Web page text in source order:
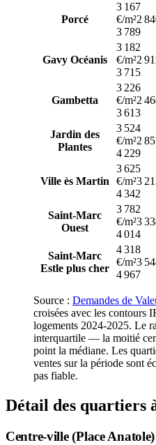
Porcé
3 167
€/m²2
3 789
Gavy Océanis
3 182
€/m²2
3 715
Gambetta
3 226
€/m²2
3 613
Jardin des
Plantes
3 524
€/m²2
4 229
Ville ès Martin
3 625
€/m²3
4 342
Saint-Marc
Ouest
3 782
€/m²3
4 014
Saint-Marc
Estle plus cher
4 318
€/m²3
4 967
Source : Demandes de
croisées avec les contours
logements 2024-2025. Le
interquartile — la moitié
point la médiane. Les
ventes sur la période sont
pas fiable.
Détail des quartiers
Centre-ville (Place Anatole)